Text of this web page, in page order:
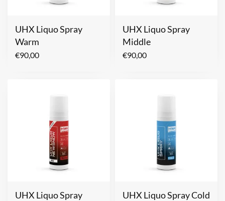
UHX Liquo Spray
Warm
€90,00
UHX Liquo Spray
Middle
€90,00
UHX Liquo Spray
UHX Liquo Spray Cold